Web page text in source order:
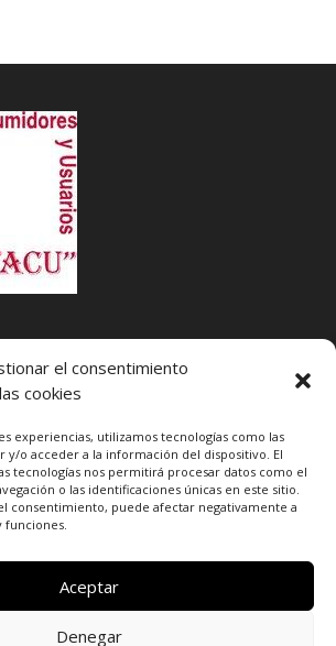
el consentimiento
cookies
experiencias, utilizamos tecnologías como las
y/o acceder a la información del dispositivo. El
tecnologías nos permitirá procesar datos como el
o las identificaciones únicas en este sitio.
consentimiento, puede afectar negativamente a
funciones.
Aceptar
Denegar
17:00 a 20 horas
976 13 47 92
Consumidores y Usuarios. FACU
30 local